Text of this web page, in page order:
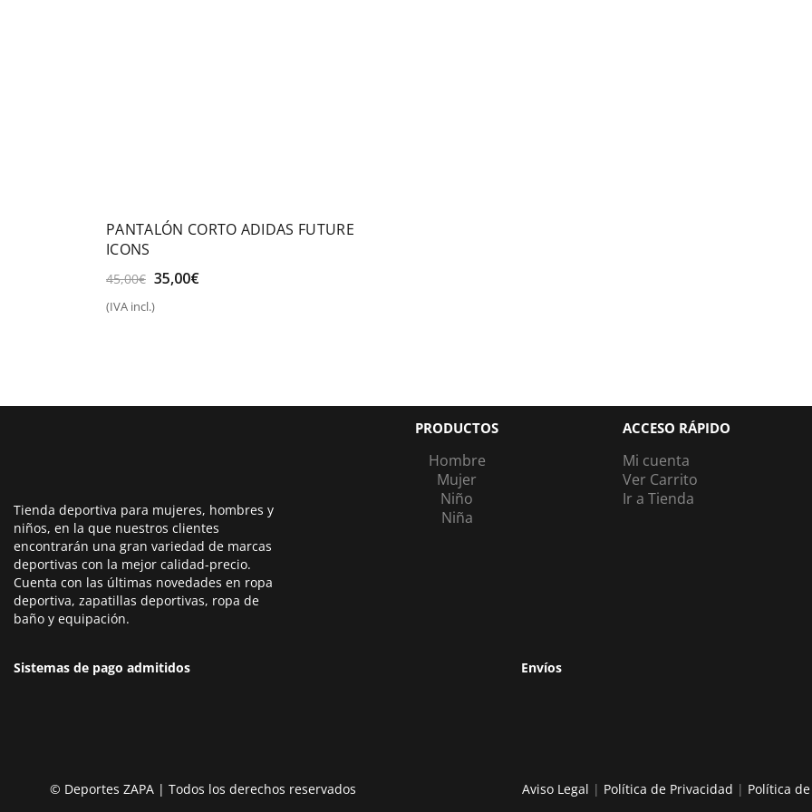
PANTALÓN CORTO ADIDAS FUTURE
ICONS
45,00€ El
original
35,00€El
(IVA incl.)Seleccionar opciones
Tienda deportiva para mujeres, hombres y
niños, en la que nuestros clientes
encontrarán una gran variedad de marcas
deportivas con la mejor calidad-precio.
Cuenta con las últimas novedades en ropa
deportiva, zapatillas deportivas, ropa de
baño y equipación.
PRODUCTOS
Hombre
Mujer
Niño
Niña
ACCESO RÁPIDO
Mi cuenta
Ver Carrito
Ir a Tienda
Sistemas de pago admitidos Envíos
© Deportes ZAPA | Todos los derechos reservados Aviso Legal | Política de Privacidad | Política